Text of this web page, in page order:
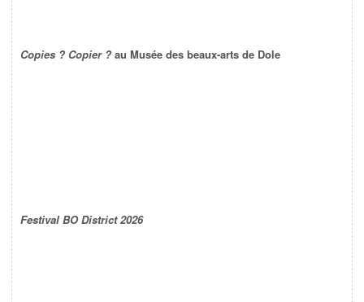
Copies ? Copier ? au Musée des beaux-arts de Dole
Festival BO District 2026